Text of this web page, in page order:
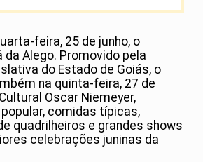
feira, 25 de junho, o
da Alego. Promovido pela
do Estado de Goiás, o
na quinta-feira, 27 de
Oscar Niemeyer,
comidas típicas,
quadrilheiros e grandes shows
celebrações juninas da